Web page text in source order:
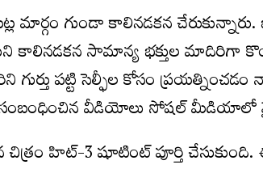
గుండా కాలినడకన చేరుకున్నారు.
కాలినడకన సామాన్య భక్తుల మాదిరిగా
పట్టి సెల్ఫీల కోసం ప్రయత్నించడం
సంబంధించిన వీడియోలు సోషల్
చిత్రం హిట్-3 షూటింట్ పూర్తి